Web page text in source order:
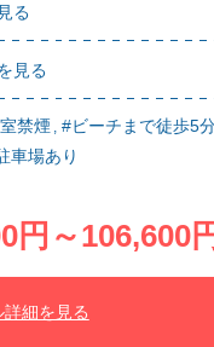
る
見る
禁煙 #ビーチまで徒歩5
車場あり
円～106,600
詳細を見る